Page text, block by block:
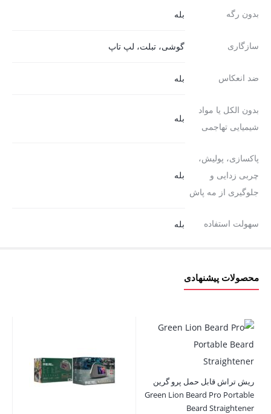
بدون رگه بله
سازگاری گوشی، تبلت، لپ تاپ
ضد انعکاس بله
بدون الکل یا مواد
شیمیایی تهاجمی
بله
پاکسازی، پولیش،
چربی زدایی و
جلوگیری از مه پاش
بله
سهولت استفاده بله
محصولات پیشنهادی
ریش تراش قابل حمل پرو گرین
Green Lion Beard Pro Portable
Beard Straightener